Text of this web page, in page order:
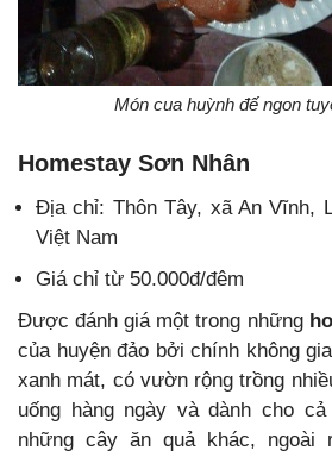
Món cua huỳnh đế ngon
Homestay Sơn Nhân
Địa chỉ: Thôn Tây, xã An Vĩnh,
Việt Nam
Giá chỉ từ 50.000đ/đêm
Được đánh giá một trong những
của huyện đảo bởi chính không
xanh mát, có vườn rộng trồng
uống hàng ngày và dành cho
những cây ăn quả khác, ngoài